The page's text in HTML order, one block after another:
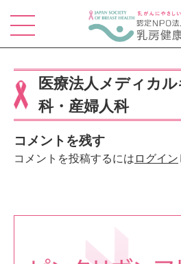
医療法人メディカ
科・産婦人科
コメントを残す
コメントを投稿するには ログイン